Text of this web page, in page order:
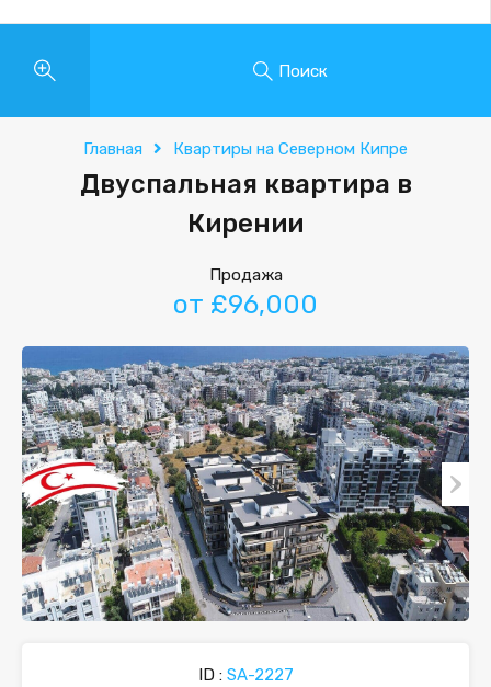
Поиск
Главная Квартиры на Северном Кипре
Двуспальная квартира в
Кирении
Продажа
от £96,000
ID :SA-2227